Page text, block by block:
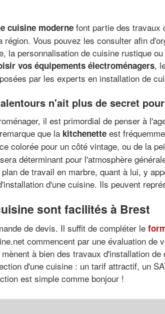
cuisine moderne font partie des travaux
Vous pouvez les consulter afin
la personnalisation de cuisine rustique
vos équipements électroménagers,
par les experts en installation de
n'ait plus de secret
il est primordial de penser à
que la kitchenette est
colorée pour un côté vintage, ou de la
déterminant pour l'atmosphère
de travail en marbre, quant à lui, y
d'une cuisine. Ils peuvent
sont facilités à Brest
de devis. Il suffit de compléter le
commencent par une évaluation
à bien des travaux d'installation
d'une cuisine : un tarif attractif, un
est simple comme bonjour !